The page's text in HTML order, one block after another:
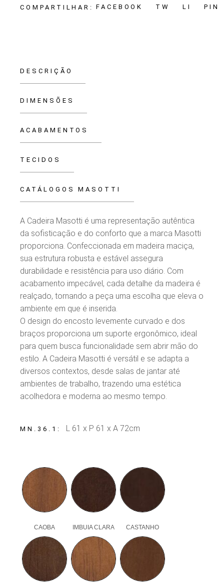
COMPARTILHAR: FACEBOOK TW LI PIN
DESCRIÇÃO
DIMENSÕES
ACABAMENTOS
TECIDOS
CATÁLOGOS MASOTTI
A Cadeira Masotti é uma representação autêntica
da sofisticação e do conforto que a marca Masotti
proporciona. Confeccionada em madeira maciça,
sua estrutura robusta e estável assegura
durabilidade e resistência para uso diário. Com
acabamento impecável, cada detalhe da madeira é
realçado, tornando a peça uma escolha que eleva o
ambiente em que é inserida.
O design do encosto levemente curvado e dos
braços proporciona um suporte ergonômico, ideal
para quem busca funcionalidade sem abrir mão do
estilo. A Cadeira Masotti é versátil e se adapta a
diversos contextos, desde salas de jantar até
ambientes de trabalho, trazendo uma estética
acolhedora e moderna ao mesmo tempo.
MN.36.1 L 61 x P 61 x A 72cm
CAOBA IMBUIA CLARA CASTANHO